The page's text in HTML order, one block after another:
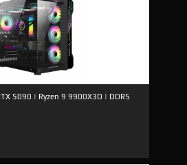
5090 | Ryzen 9 9900X3D | DDR5